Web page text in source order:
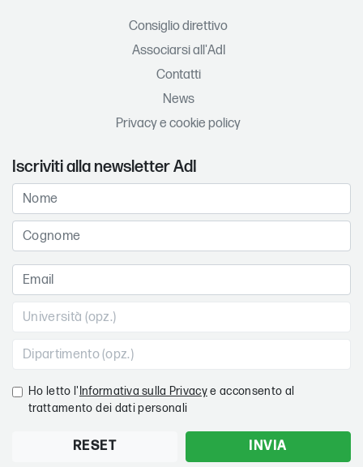
Consiglio direttivo
Associarsi all'AdI
Contatti
News
Privacy e cookie policy
Iscriviti alla newsletter AdI
Ho letto l' Informativa sulla Privacye acconsento al
trattamento dei dati personali
RESET INVIA